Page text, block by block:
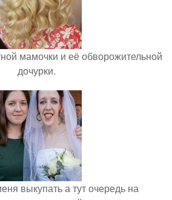
мамочки и её обворожительной
дочурки.
выкупать а тут очередь на